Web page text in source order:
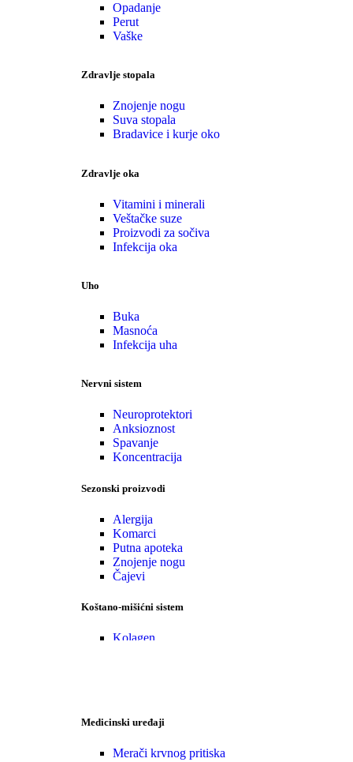
Opadanje
Perut
Vaške
Zdravlje stopala
Znojenje nogu
Suva stopala
Bradavice i kurje oko
Zdravlje oka
Vitamini i minerali
Veštačke suze
Proizvodi za sočiva
Infekcija oka
Uho
Buka
Masnoća
Infekcija uha
Nervni sistem
Neuroprotektori
Anksioznost
Spavanje
Koncentracija
Sezonski proizvodi
Alergija
Komarci
Putna apoteka
Znojenje nogu
Čajevi
Koštano-mišićni sistem
Kolagen
Medicinski uređaji
Merači krvnog pritiska